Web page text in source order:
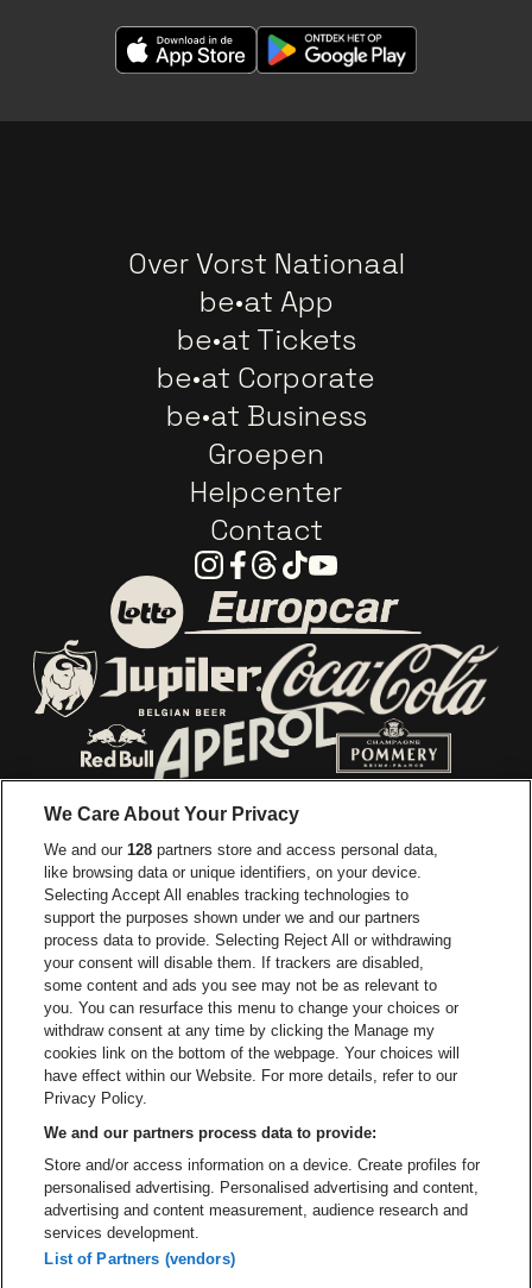
Over Vorst Nationaal
be•at App
be•at Tickets
be•at Corporate
be•at Business
Groepen
Helpcenter
Contact
Instagram
Facebook
Threads
TiktokYoutube
Ga naar de website van Lotto
Ga naar de website van
Ga naar de website van JupilerGa naar de
Ga naar de website van Red BullGa naar de
Ga naar de website van Het logo van
Ga naar de
Ga naar de website van Croky
Ga naar de website van
Ga naar de website van Le Soir
Ga naar de
Ga naar de website van
Vorst Nationaal is een deel van be•at
Vorst Nationaal
Victor Rousseaulaan 208, 1190 Vorst
Be-At Venues
Schijnpoortweg 119, 2170 Antwerpen
BTW (BE) 0461.051.688 - RPR Antwerpen
BNP Paribas Fortis - IBAN: BE93 2200 4925 0067 - BIC:
GEBABEBB
We Care About Your Privacy
We and our128 partners store and access personal data,
like browsing data or unique identifiers, on your device.
Selecting Accept All enables tracking technologies to
support the purposes shown under we and our partners
process data to provide. Selecting Reject All or withdrawing
your consent will disable them. If trackers are disabled,
some content and ads you see may not be as relevant to
you. You can resurface this menu to change your choices or
withdraw consent at any time by clicking the Manage my
cookies link on the bottom of the webpage. Your choices will
have effect within our Website. For more details, refer to our
Privacy Policy.
We and our partners process data to provide:
Store and/or access information on a device. Create profiles for
personalised advertising. Personalised advertising and content,
advertising and content measurement, audience research and
services development.
List of Partners (vendors)